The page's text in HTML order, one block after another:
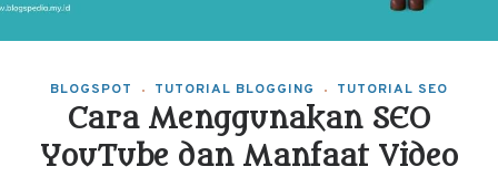
BLOGSPOT TUTORIAL BLOGGING TUTORIAL SEO
Cara Menggunakan SEO
YouTube dan Manfaat Video